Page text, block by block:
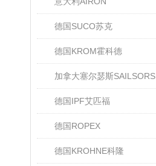
德国SUCO苏克
德国KROM霍科德
加拿大塞尔瑟斯SAILSORS
德国IPF艾匹福
德国ROPEX
德国KROHNE科隆